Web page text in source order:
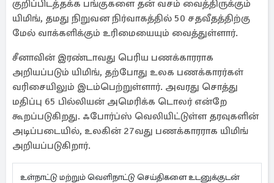
குறிப்பிடத்தக்க பங்குகளை தன் வசம் வைத்திருக்கும்
யிமிங், தமது நிறுவன நிர்வாகத்தில் 50 சதவீதத்திற்கு
மேல் வாக்களிக்கும் உரிமையையும் வைத்துள்ளார்.
சீனாவின் இரண்டாவது பெரிய பணக்காரராக
அறியப்படும் யிமிங், தற்போது உலக பணக்காரர்கள்
வரிசையிலும் இடம்பெற்றுள்ளார். அவரது சொத்து
மதிப்பு 65 பில்லியன் அமெரிக்க டொலர் என்றே
கூறப்படுகிறது. ஃபோர்ப்ஸ் வெலியிட்டுள்ள தரவுகளின்
அடிப்படையில், உலகின் 27வது பணக்காரராக யிமிங்
அறியப்படுகிறார்.
உள்நாட்டு மற்றும் வெளிநாட்டு செய்திகளை உடனுக்குடன்